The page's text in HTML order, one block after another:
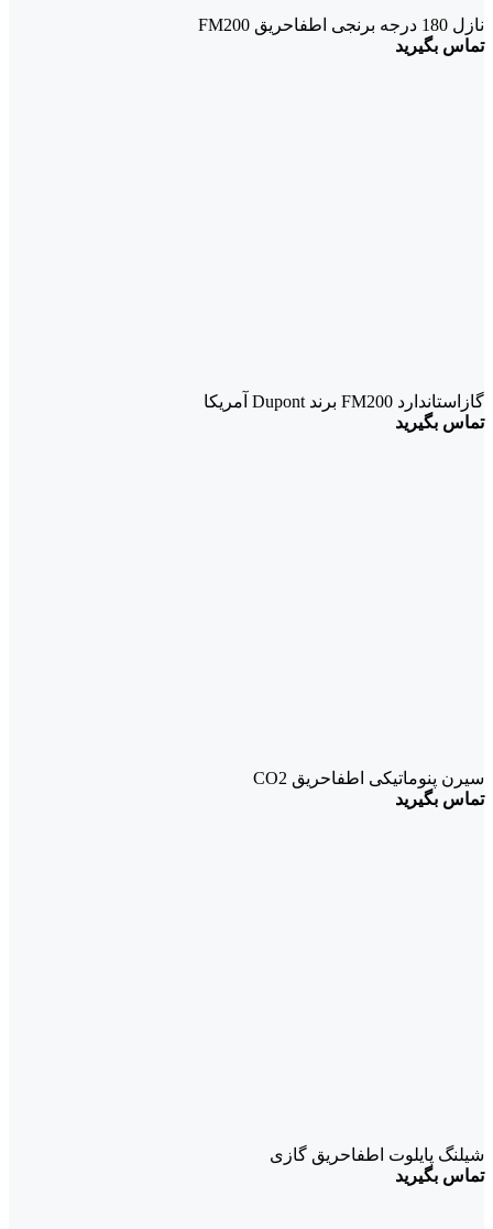
نازل 180 درجه برنجی اطفاحریق FM200
تماس بگیرید
گازاستاندارد FM200 برند Dupont آمریکا
تماس بگیرید
سیرن پنوماتیکی اطفاحریق CO2
تماس بگیرید
شیلنگ پایلوت اطفاحریق گازی
تماس بگیرید